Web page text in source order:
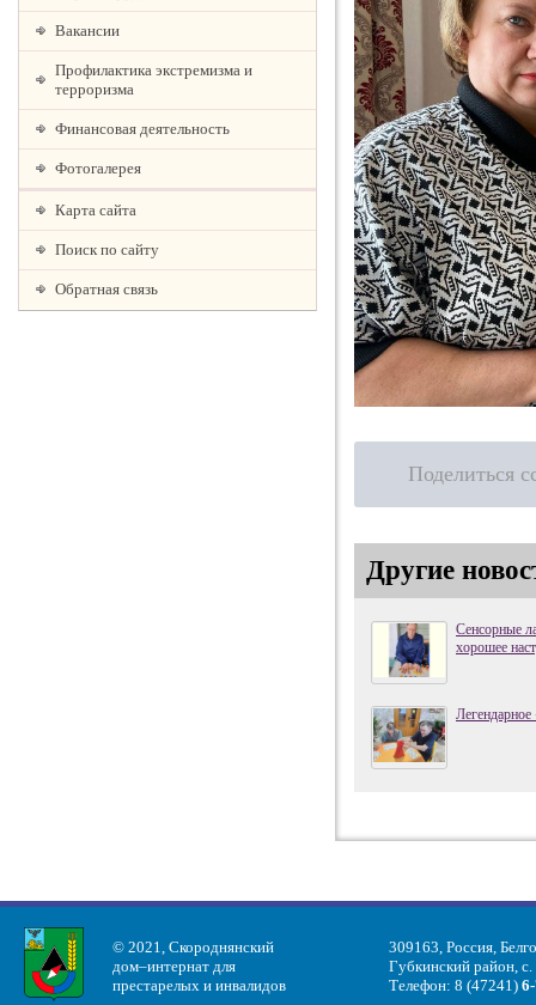
Вакансии
Профилактика экстремизма и
терроризма
Финансовая деятельность
Фотогалерея
Карта сайта
Поиск по сайту
Обратная связь
Поделиться
Другие
Сенсорные
хорошее
Легендарное
© 2021, Скороднянский
дом–интернат для
престарелых и инвалидов
309163, Россия,
Губкинский район,
Телефон: 8 (47241)